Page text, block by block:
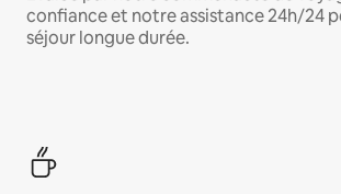
confiance et notre assistance 24h/24
séjour longue durée.